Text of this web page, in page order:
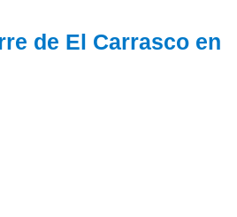
de El Carrasco en